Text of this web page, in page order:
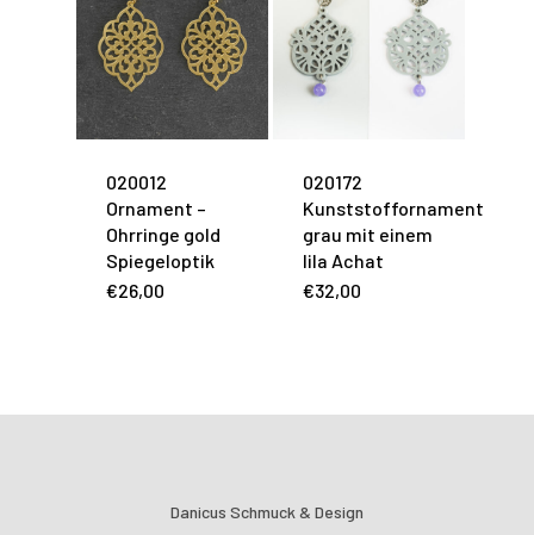
020012
Ornament –
Ohrringe gold
Spiegeloptik
€26,00
020172
Kunststoffornament
grau mit einem
lila Achat
€32,00
Danicus Schmuck & Design